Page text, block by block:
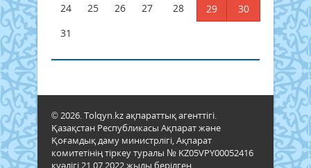
24
25 26 27 28 29
30
31
© 2026. Tolqyn.kz ақпараттық агенттігі.
Қазақстан Республикасы Ақпарат және
Қоғамдық даму министрлігі, Ақпарат
комитетінің тіркеу туралы № KZ05VPY00052416
куәлігі 21.07.2022 жылы берілген.